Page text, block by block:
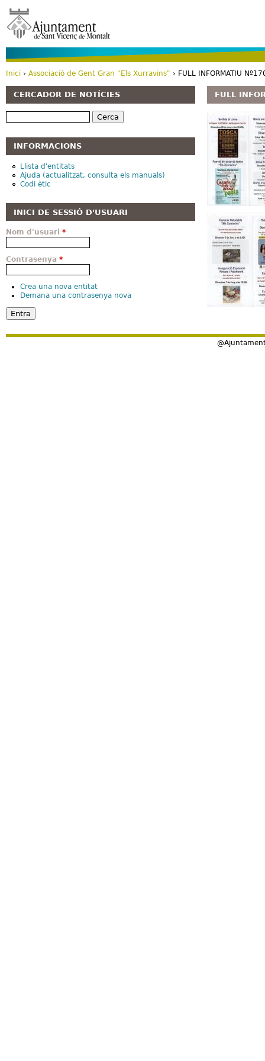
FULL
Esteu aquí
Inici › Associació de Gent Gran "Els Xurravins" › FULL INFORMATIU
CERCADOR DE NOTÍCIES
Cerca
INFORMACIONS
Llista d'entitats
Ajuda (actualitzat, consulta els manuals)
Codi ètic
INICI DE SESSIÓ D'USUARI
Nom d'usuari *
Contrasenya *
Crea una nova entitat
Demana una contrasenya nova